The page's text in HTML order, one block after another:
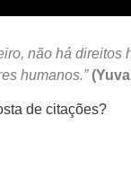
não há
humanos.”
de citações?